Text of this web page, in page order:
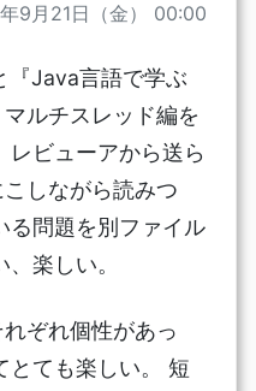
9月21日（金） 00:00
『Java言語で学ぶ
ルチスレッド編を
レビューアから送ら
しながら読みつ
る問題を別ファイル
楽しい。
ぞれ個性があっ
とても楽しい。 短